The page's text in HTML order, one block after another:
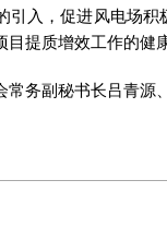
引入，促进风电场
提质增效工作的健
务副秘书长吕青源